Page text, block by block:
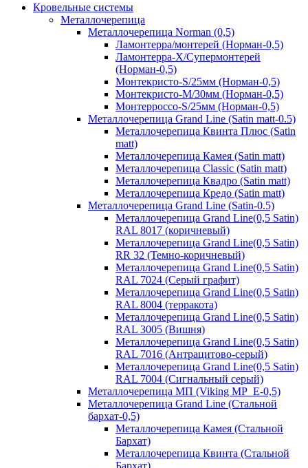
Кровельные системы
Металлочерепица
Металлочерепица Norman (0,5)
Ламонтерра/монтерей (Норман-0,5)
Ламонтерра-Х/Супермонтерей
(Норман-0,5)
Монтекристо-S/25мм (Норман-0,5)
Монтекристо-M/30мм (Норман-0,5)
Монтерроссо-S/25мм (Норман-0,5)
Металлочерепица Grand Line (Satin matt-0.5)
Металлочерепица Квинта Плюс (Satin
matt)
Металлочерепица Камея (Satin matt)
Металлочерепица Classic (Satin matt)
Металлочерепица Квадро (Satin matt)
Металлочерепица Кредо (Satin matt)
Металлочерепица Grand Line (Satin-0.5)
Металлочерепица Grand Line(0,5 Satin)
RAL 8017 (коричневый)
Металлочерепица Grand Line(0,5 Satin)
RR 32 (Темно-коричневый)
Металлочерепица Grand Line(0,5 Satin)
RAL 7024 (Серый графит)
Металлочерепица Grand Line(0,5 Satin)
RAL 8004 (терракота)
Металлочерепица Grand Line(0,5 Satin)
RAL 3005 (Вишня)
Металлочерепица Grand Line(0,5 Satin)
RAL 7016 (Антрацитово-серый)
Металлочерепица Grand Line(0,5 Satin)
RAL 7004 (Сигнальный серый)
Металлочерепица МП (Viking MP_E-0,5)
Металлочерепица Grand Line (Стальной
бархат-0,5)
Металлочерепица Камея (Стальной
Бархат)
Металлочерепица Квинта (Стальной
Бархат)